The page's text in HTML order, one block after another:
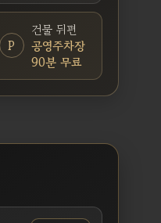
P
건물 뒤편
공영주차장
90분 무료